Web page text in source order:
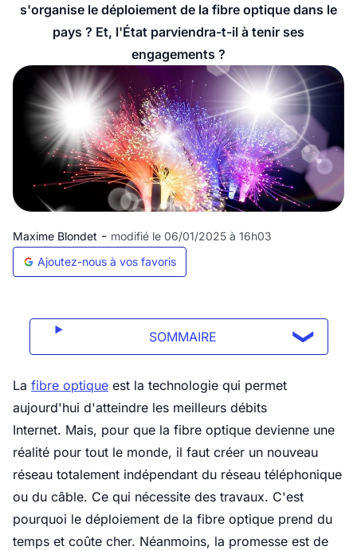
s'organise le déploiement de la fibre optique dans le
pays ? Et, l'État parviendra-t-il à tenir ses
engagements ?
Maxime Blondet - modifié le 06/01/2025 à 16h03
Ajoutez-nous à vos favoris
SOMMAIRE
La fibre optique est la technologie qui permet
aujourd'hui d'atteindre les meilleurs débits
Internet. Mais, pour que la fibre optique devienne une
réalité pour tout le monde, il faut créer un nouveau
réseau totalement indépendant du réseau téléphonique
ou du câble. Ce qui nécessite des travaux. C'est
pourquoi le déploiement de la fibre optique prend du
temps et coûte cher. Néanmoins, la promesse est de